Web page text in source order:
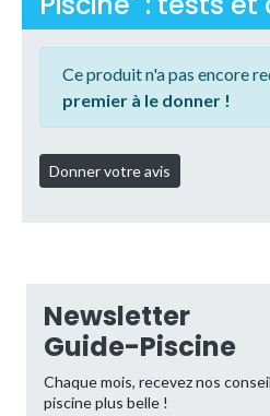
Ce produit n'a pas encore
premier à le donner !
Newsletter
Guide-Piscine
Chaque mois, recevez nos
piscine plus belle !